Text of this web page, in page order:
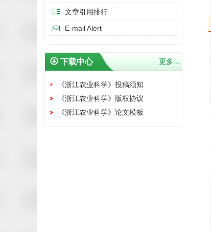
文章引用排行
E-mail Alert
下载中心 更多...
《浙江农业科学》投稿须知
《浙江农业科学》版权协议
《浙江农业科学》论文模板